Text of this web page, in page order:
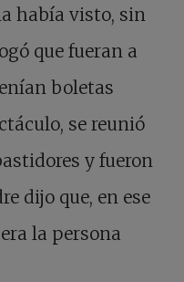
había visto, sin
que fueran a
boletas
se reunió
y fueron
dijo que, en ese
la persona